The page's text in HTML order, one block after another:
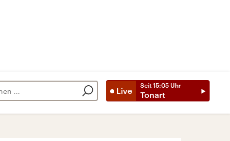
Live
Seit 15:05 Uhr
Tonart